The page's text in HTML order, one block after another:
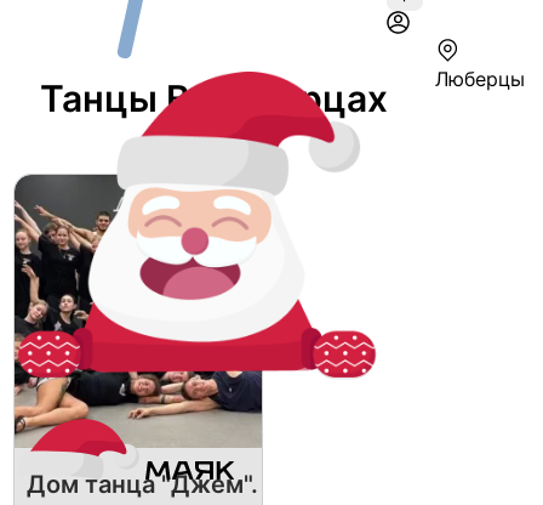
Люберцы
Танцы В Люберцах
Дом танца "Джем".